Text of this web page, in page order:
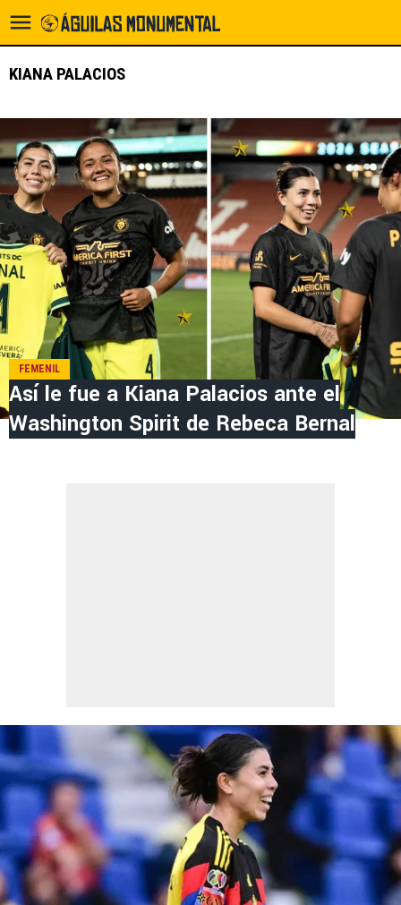
KIANA PALACIOS
FEMENIL
Así le fue a Kiana Palacios ante el
Washington Spirit de Rebeca Bernal